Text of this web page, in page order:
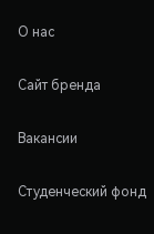
О нас
Сайт бренда
Вакансии
Студенческий фонд